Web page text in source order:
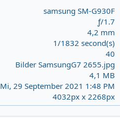
a
samsung SM-G930F
ƒ/1.7
4,2 mm
1/1832 second(s)
40
Bilder SamsungG7 2655.jpg
4,1 MB
Mi, 29 September 2021 1:48 PM
4032px x 2268px